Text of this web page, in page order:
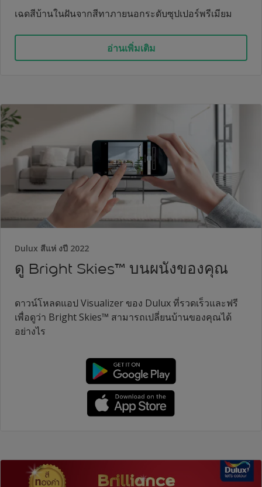
เฉดสีบ้านในฝันจากสีทาภายนอกระดับซุปเปอร์พรีเมียม
อ่านเพิ่มเติม
Dulux สีแห่ งปี 2022
ดู Bright Skies™ บนผนังของคุณ
ดาวน์โหลดแอป Visualizer ของ Dulux ที่รวดเร็วและฟรี
เพื่อดูว่า Bright Skies™ สามารถเปลี่ยนบ้านของคุณได้
อย่างไร